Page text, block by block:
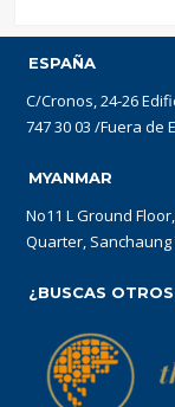
ESPAÑA
C/Cronos, 24-26
747 30 03 /Fuera de
MYANMAR
No11 L Ground
Quarter, Sanchaung
¿BUSCAS